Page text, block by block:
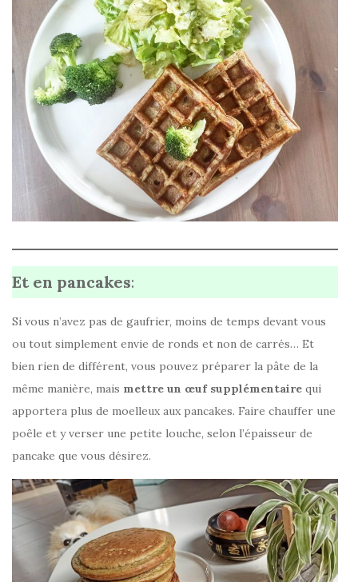
Et en pancakes:
Si vous n’avez pas de gaufrier, moins de temps devant vous
ou tout simplement envie de ronds et non de carrés… Et
bien rien de différent, vous pouvez préparer la pâte de la
même manière, mais mettre un œuf supplémentaire qui
apportera plus de moelleux aux pancakes. Faire chauffer une
poêle et y verser une petite louche, selon l’épaisseur de
pancake que vous désirez.